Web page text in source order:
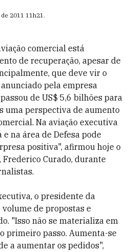
2011 11h21.
comercial está
de recuperação, apesar de
que deve vir o
pela empresa
de US$ 5,6 bilhões para
uma perspectiva de aumento
Na aviação executiva
na área de Defesa pode
positiva", afirmou hoje o
Curado, durante
o presidente da
de propostas e
"Isso não se materializa em
primeiro passo. Aumenta-se
a aumentar os pedidos",